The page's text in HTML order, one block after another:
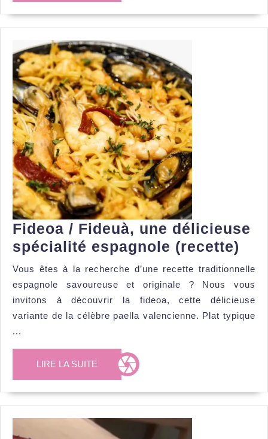
fruité
à
savourer
toute
l’année
SUITE
Fideoa / Fideuà, une délicieuse
spécialité espagnole (recette)
/
une
Vous êtes à la recherche d’une recette traditionnelle
espagnole savoureuse et originale ? Nous vous
invitons à découvrir la fideoa, cette délicieuse
variante de la célèbre paella valencienne. Plat typique
...
LIRE LA SUITE
SUITE